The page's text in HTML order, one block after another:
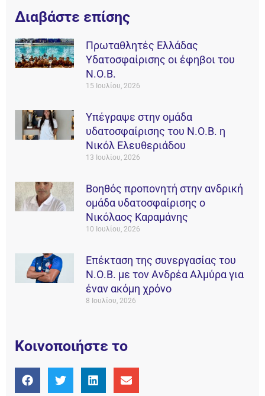
Διαβάστε επίσης
Πρωταθλητές Ελλάδας
Υδατοσφαίρισης οι έφηβοι του
Ν.Ο.Β.
15 Ιουλίου, 2026
Υπέγραψε στην ομάδα
υδατοσφαίρισης του Ν.Ο.Β. η
Νικόλ Ελευθεριάδου
13 Ιουλίου, 2026
Βοηθός προπονητή στην ανδρική
ομάδα υδατοσφαίρισης ο
Νικόλαος Καραμάνης
10 Ιουλίου, 2026
Επέκταση της συνεργασίας του
Ν.Ο.Β. με τον Ανδρέα Αλμύρα για
έναν ακόμη χρόνο
8 Ιουλίου, 2026
Κοινοποιήστε το